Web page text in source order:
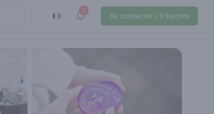
2
View notifications
Se connecter / S'inscrire